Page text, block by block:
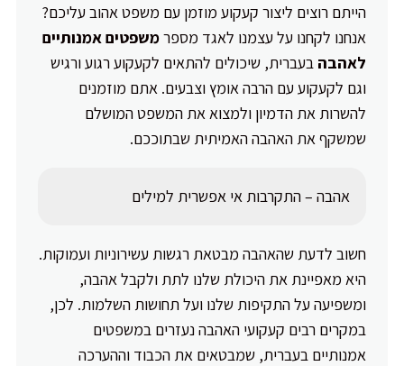
הייתם רוצים ליצור קעקוע מוזמן עם משפט אהוב עליכם?
אנחנו לקחנו על עצמנו לאגד מספרמשפטים אמנותיים
לאהבה בעברית, שיכולים להתאים לקעקוע רגוע ורגיש
וגם לקעקוע עם הרבה אומץ וצבעים. אתם מוזמנים
להשרות את הדמיון ולמצוא את המשפט המושלם
שמשקף את האהבה האמיתית שבתוככם.
אהבה – התקרבות אי אפשרית למילים
חשוב לדעת שהאהבה מבטאת רגשות עשירוניות ועמוקות.
היא מאפיינת את היכולת שלנו לתת ולקבל אהבה,
ומשפיעה על התקיפות שלנו ועל תחושות השלמות. לכן,
במקרים רבים קעקועי האהבה נעזרים במשפטים
אמנותיים בעברית, שמבטאים את הכבוד וההערכה